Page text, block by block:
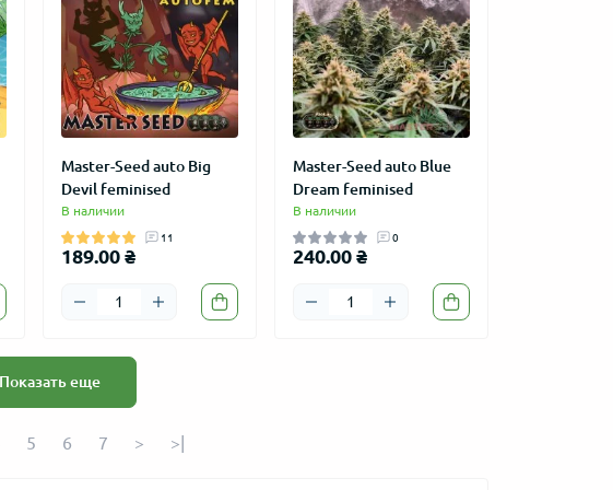
АКЦИЯ УРОЖАЙНЫЙ
Master-Seed auto OG Kush
145.00 ₴
АКЦИЯ
Колпак "LOVE GROW" сувенир
Master-Seed auto Big
Devil feminised
В наличии
11
189.00 ₴
Master-Seed auto Blue
Dream feminised
В наличии
0
240.00 ₴
Показать еще
5 6 7 > >|